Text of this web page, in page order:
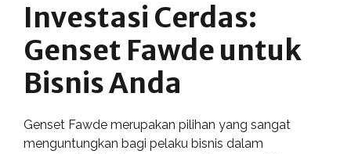
Investasi Cerdas:
Genset Fawde untuk
Bisnis Anda
Genset Fawde merupakan pilihan yang sangat
menguntungkan bagi pelaku bisnis dalam